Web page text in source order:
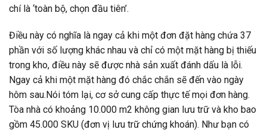
chí là ‘toàn bộ, chọn đầu tiên’.
Điều này có nghĩa là ngay cả khi một đơn đặt hàng chứa 37
phần với số lượng khác nhau và chỉ có một mặt hàng bị thiếu
trong kho, điều này sẽ được nhà sản xuất đánh dấu là lỗi.
Ngay cả khi một mặt hàng đó chắc chắn sẽ đến vào ngày
hôm sau.Nói tóm lại, cơ sở cung cấp thực tế mọi đơn hàng.
Tòa nhà có khoảng 10.000 m2 không gian lưu trữ và kho bao
gồm 45.000 SKU (đơn vị lưu trữ chứng khoán). Như bạn có